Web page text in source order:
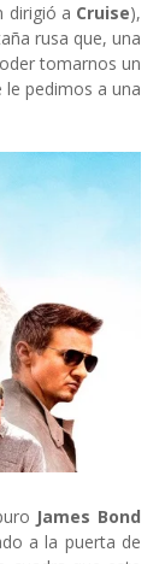
dirigió a Cruise),
rusa que, una
tomarnos un
pedimos a una
James Bond
a la puerta de